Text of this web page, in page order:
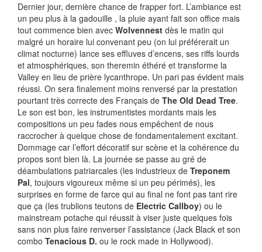
Dernier jour, dernière chance de frapper fort. L’ambiance est
un peu plus à la gadouille , la pluie ayant fait son office mais
tout commence bien avec Wolvennest dès le matin qui
malgré un horaire lui convenant peu (on lui préférerait un
climat nocturne) lance ses effluves d’encens, ses riffs lourds
et atmosphériques, son theremin éthéré et transforme la
Valley en lieu de prière lycanthrope. Un pari pas évident mais
réussi. On sera finalement moins renversé par la prestation
pourtant très correcte des Français de The Old Dead Tree.
Le son est bon, les instrumentistes mordants mais les
compositions un peu fades nous empêchent de nous
raccrocher à quelque chose de fondamentalement excitant.
Dommage car l’effort décoratif sur scène et la cohérence du
propos sont bien là. La journée se passe au gré de
déambulations patriarcales (les industrieux de Treponem
Pal, toujours vigoureux même si un peu périmés), les
surprises en forme de farce qui au final ne font pas tant rire
que ça (les trublions teutons de Electric Callboy) ou le
mainstream potache qui réussit à viser juste quelques fois
sans non plus faire renverser l’assistance (Jack Black et son
combo Tenacious D. ou le rock made in Hollywood).